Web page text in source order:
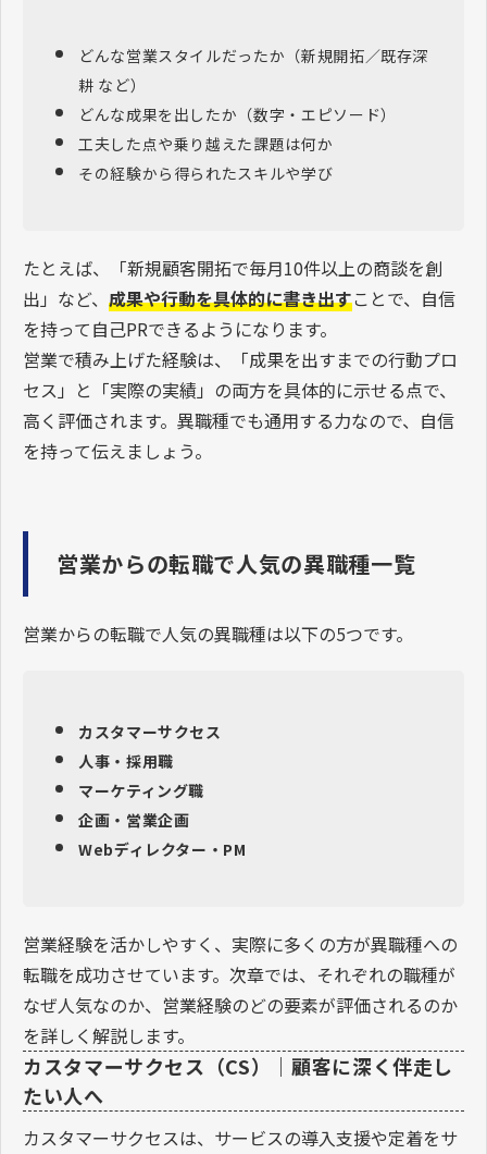
どんな営業スタイルだったか（新規開拓／既存深
耕 など）
どんな成果を出したか（数字・エピソード）
工夫した点や乗り越えた課題は何か
その経験から得られたスキルや学び
たとえば、「新規顧客開拓で毎月10件以上の商談を創
出」など、 成果や行動を具体的に書き出すことで、自信
を持って自己PRできるようになります。
営業で積み上げた経験は、「成果を出すまでの行動プロ
セス」と「実際の実績」の両方を具体的に示せる点で、
高く評価されます。異職種でも通用する力なので、自信
を持って伝えましょう。
営業からの転職で人気の異職種一覧
営業からの転職で人気の異職種は以下の5つです。
カスタマーサクセス
人事・採用職
マーケティング職
企画・営業企画
Webディレクター・PM
営業経験を活かしやすく、実際に多くの方が異職種への
転職を成功させています。次章では、それぞれの職種が
なぜ人気なのか、営業経験のどの要素が評価されるのか
を詳しく解説します。
カスタマーサクセス（CS）｜顧客に深く伴走し
たい人へ
カスタマーサクセスは、サービスの導入支援や定着をサ